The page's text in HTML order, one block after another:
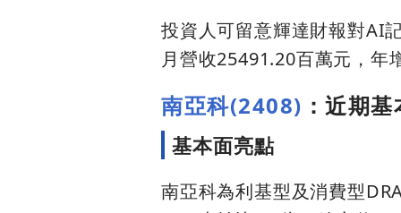
投資人可留意輝達財報對AI
月營收25491.20百萬元，年
南亞科(2408) ：近期
基本面亮點
南亞科為利基型及消費型